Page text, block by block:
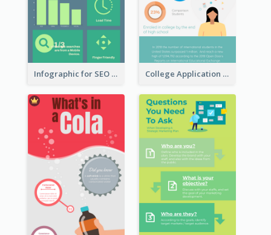
Infographic for SEO Marketing College Application Roadmap Infographic